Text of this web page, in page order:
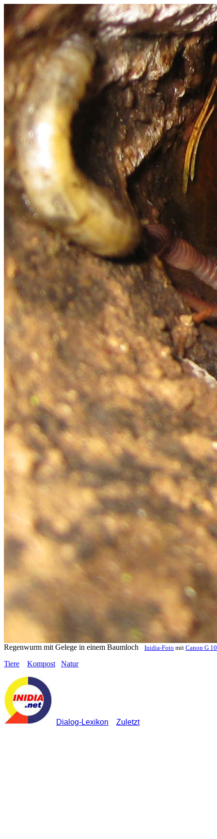
Regenwurm mit Gelege in einem Baumloch Inidia-Foto mit Canon G 10
Tiere Kompost Natur
Dialog-Lexikon Zuletzt